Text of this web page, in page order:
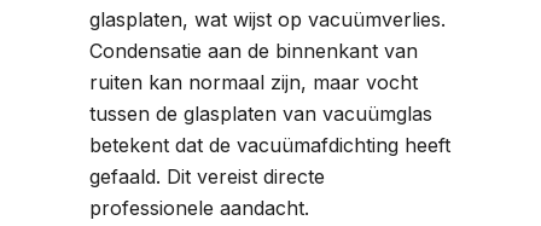
glasplaten, wat wijst op vacuümverlies.
Condensatie aan de binnenkant van
ruiten kan normaal zijn, maar vocht
tussen de glasplaten van vacuümglas
betekent dat de vacuümafdichting heeft
gefaald. Dit vereist directe
professionele aandacht.